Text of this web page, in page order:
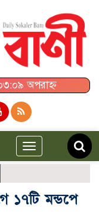
অপরাহ্ন
Toggle
navigation
১৭টি মন্ডপে